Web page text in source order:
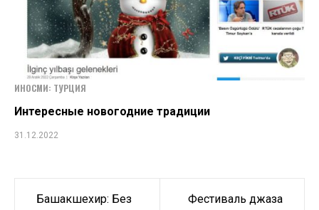
ИНОСМИ: ТУРЦИЯ
Интересные новогодние традиции
31.12.2022
Навигация
Башакшехир: Без
Фестиваль джаза